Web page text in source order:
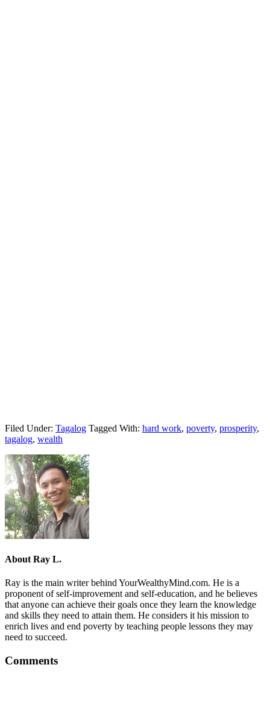
Filed Under: Tagalog Tagged With: hard work, poverty, prosperity,
tagalog, wealth
About Ray L.
Ray is the main writer behind YourWealthyMind.com. He is a
proponent of self-improvement and self-education, and he believes
that anyone can achieve their goals once they learn the knowledge
and skills they need to attain them. He considers it his mission to
enrich lives and end poverty by teaching people lessons they may
need to succeed.
Comments